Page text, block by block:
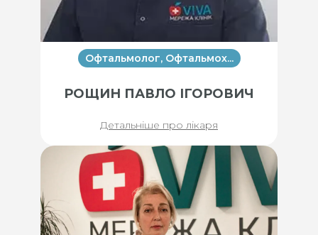
Офтальмолог, Офтальмох...
РОЩИН ПАВЛО ІГОРОВИЧ
Детальніше про лікаря